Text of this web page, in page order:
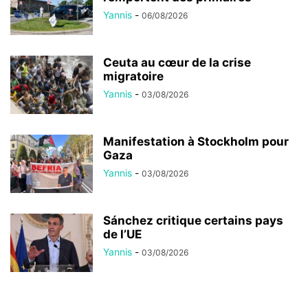
Yannis - 06/08/2026
Ceuta au cœur de la crise
migratoire
Yannis - 03/08/2026
Manifestation à Stockholm pour
Gaza
Yannis - 03/08/2026
Sánchez critique certains pays
de l’UE
Yannis - 03/08/2026